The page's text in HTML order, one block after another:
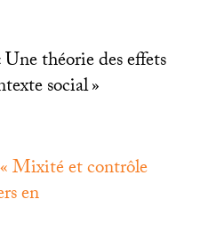
Une théorie des effets
social»
«Mixité et contrôle
en